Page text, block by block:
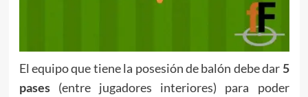
El equipo que tiene la posesión de balón debe dar 5
pases(entre jugadores interiores) para poder